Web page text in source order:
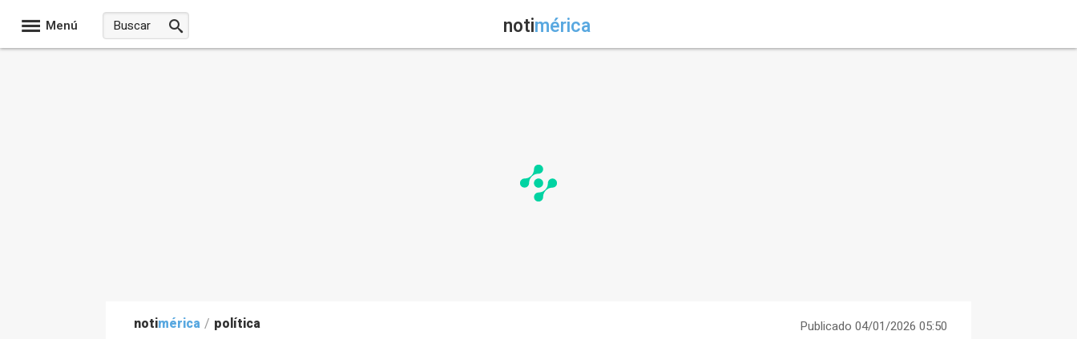
Menú notimérica
notimérica / política Publicado 04/01/2026 05:50